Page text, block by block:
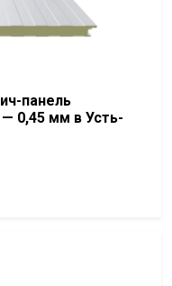
панель
0,45 мм в Усть-